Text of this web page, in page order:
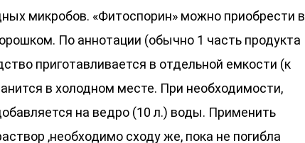
микробов. «Фитоспорин» можно приобрести в
По аннотации (обычно 1 часть продукта
приготавливается в отдельной емкости (к
в холодном месте. При необходимости,
на ведро (10 л.) воды. Применить
,необходимо сходу же, пока не погибла